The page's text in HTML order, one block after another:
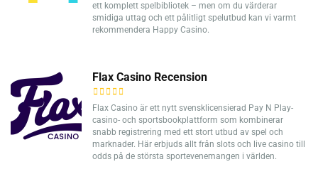
ett komplett spelbibliotek – men om du värderar
smidiga uttag och ett pålitligt spelutbud kan vi varmt
rekommendera Happy Casino.
Flax Casino Recension
Flax Casino är ett nytt svensklicensierad Pay N Play-
casino- och sportsbookplattform som kombinerar
snabb registrering med ett stort utbud av spel och
marknader. Här erbjuds allt från slots och live casino till
odds på de största sportevenemangen i världen.